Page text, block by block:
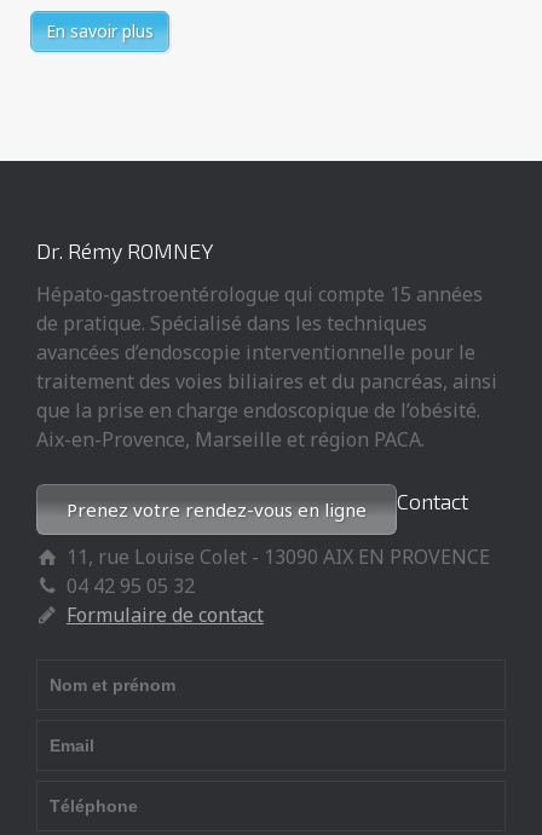
En savoir plus
Dr. Rémy ROMNEY
Hépato-gastroentérologue qui compte 15 années
de pratique. Spécialisé dans les techniques
avancées d’endoscopie interventionnelle pour le
traitement des voies biliaires et du pancréas, ainsi
que la prise en charge endoscopique de l’obésité.
Aix-en-Provence, Marseille et région PACA.
Prenez votre rendez-vous en ligne Contact
11, rue Louise Colet - 13090 AIX EN PROVENCE
04 42 95 05 32
Formulaire de contact